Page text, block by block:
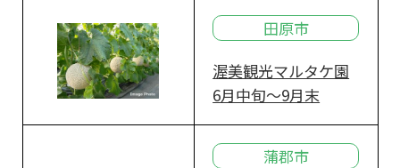
田原市
渥美観光マルタケ園
6月中旬～9月末
蒲郡市